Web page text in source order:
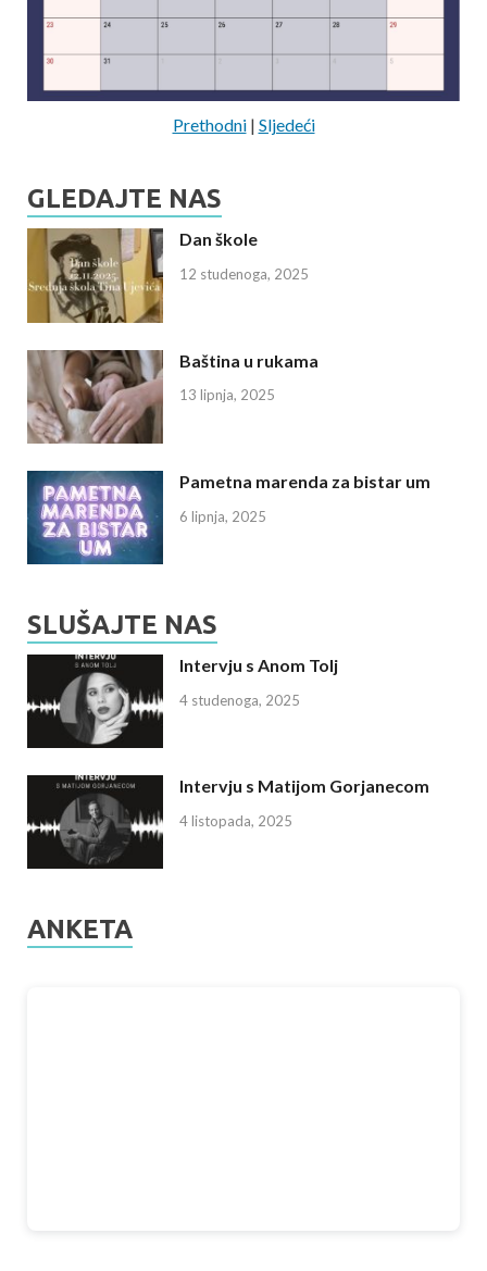
Prethodni| Sljedeći
GLEDAJTE NAS
Dan škole
12 studenoga, 2025
Baština u rukama
13 lipnja, 2025
Pametna marenda za bistar um
6 lipnja, 2025
SLUŠAJTE NAS
Intervju s Anom Tolj
4 studenoga, 2025
Intervju s Matijom Gorjanecom
4 listopada, 2025
ANKETA